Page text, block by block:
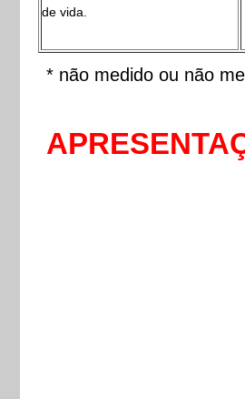
de vida.
* não medido ou não